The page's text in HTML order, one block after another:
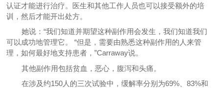
认证才能进行治疗。医生和其他工作人员也可以接受额外的培
训，然后才能开出处方。
她说：“我们知道并期望这种副作用会发生，我们知道我们
可以成功地管理它。 “但是，需要由熟悉这种副作用的人来管
理，如何最好地支持患者，”Carraway说。
其他副作用包括贫血，恶心，腹泻和头痛。
在涉及约150人的三次试验中，缓解率分别为69%、83%和